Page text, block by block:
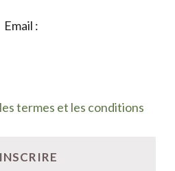
Email :
termes et les conditions